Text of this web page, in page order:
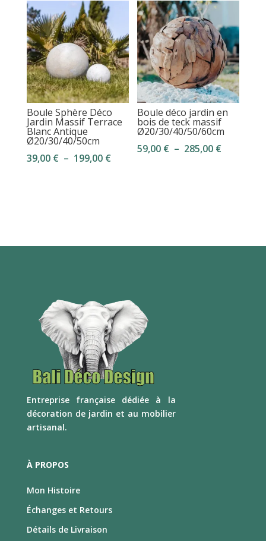
Boule Sphère Déco
Jardin Massif Terrace
Blanc Antique
Ø20/30/40/50cm
39,00 € – 199,00 €Plage
Boule déco jardin en
bois de teck massif
Ø20/30/40/50/60cm
59,00 € – 285,00 €Plage
Entreprise française dédiée à la
décoration de jardin et au mobilier
artisanal.
À PROPOS
Mon Histoire
Échanges et Retours
Détails de Livraison